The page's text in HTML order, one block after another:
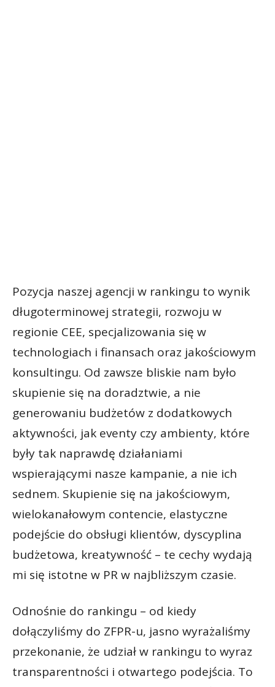
Pozycja naszej agencji w rankingu to wynik
długoterminowej strategii, rozwoju w
regionie CEE, specjalizowania się w
technologiach i finansach oraz jakościowym
konsultingu. Od zawsze bliskie nam było
skupienie się na doradztwie, a nie
generowaniu budżetów z dodatkowych
aktywności, jak eventy czy ambienty, które
były tak naprawdę działaniami
wspierającymi nasze kampanie, a nie ich
sednem. Skupienie się na jakościowym,
wielokanałowym contencie, elastyczne
podejście do obsługi klientów, dyscyplina
budżetowa, kreatywność – te cechy wydają
mi się istotne w PR w najbliższym czasie.
Odnośnie do rankingu – od kiedy
dołączyliśmy do ZFPR-u, jasno wyrażaliśmy
przekonanie, że udział w rankingu to wyraz
transparentności i otwartego podejścia. To